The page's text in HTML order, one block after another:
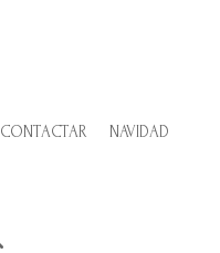
CONTACTAR NAVIDAD